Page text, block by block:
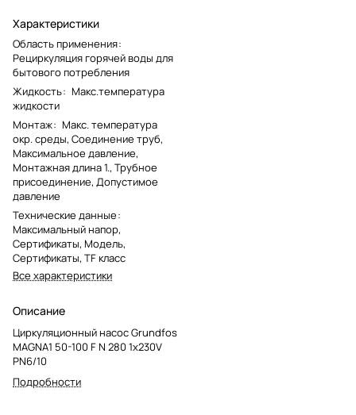
Характеристики
Область применения:
Рециркуляция горячей воды для
бытового потребления
Жидкость: Макс.температура
жидкости
Монтаж: Макс. температура
окр. среды, Соединение труб,
Максимальное давление,
Монтажная длина 1., Трубное
присоединение, Допустимое
давление
Технические данные:
Максимальный напор,
Сертификаты, Модель,
Сертификаты, TF класс
Все характеристики
Описание
Циркуляционный насос Grundfos
MAGNA1 50-100 F N 280 1x230V
PN6/10
Подробности